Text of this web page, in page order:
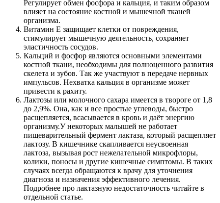
Регулирует обмен фосфора и кальция, и таким образом
влияет на состояние костной и мышечной тканей
организма.
Витамин E защищает клетки от повреждения,
стимулирует мышечную деятельность, сохраняет
эластичность сосудов.
Кальций и фосфор являются основными элементами
костной ткани, необходимы для полноценного развития
скелета и зубов. Так же участвуют в передаче нервных
импульсов. Нехватка кальция в организме может
привести к рахиту.
Лактозы или молочного сахара имеется в твороге от 1,8
до 2,9%. Она, как и все простые углеводы, быстро
расщепляется, всасывается в кровь и даёт энергию
организму.У некоторых малышей не работает
пищеварительный фермент лактаза, который расщепляет
лактозу. В кишечнике скапливается неусвоенная
лактоза, вызывая рост нежелательной микрофлоры,
колики, поносы и другие кишечные симптомы. В таких
случаях всегда обращаются к врачу для уточнения
диагноза и назначения эффективного лечения.
Подробнее про лактазную недостаточность читайте в
отдельной статье.